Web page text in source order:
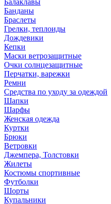
Балаклавы
Банданы
Браслеты
Грелки, теплоиды
Дождевики
Кепки
Маски ветрозащитные
Очки солнцезащитные
Перчатки, варежки
Ремни
Средства по уходу за одеждой
Шапки
Шарфы
Женская одежда
Куртки
Брюки
Ветровки
Джемпера, Толстовки
Жилеты
Костюмы спортивные
Футболки
Шорты
Купальники